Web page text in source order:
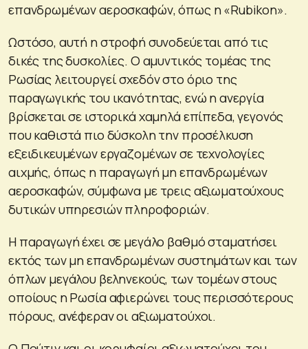
επανδρωμένων αεροσκαφών, όπως η «Rubikon».
Ωστόσο, αυτή η στροφή συνοδεύεται από τις
δικές της δυσκολίες. Ο αμυντικός τομέας της
Ρωσίας λειτουργεί σχεδόν στο όριο της
παραγωγικής του ικανότητας, ενώ η ανεργία
βρίσκεται σε ιστορικά χαμηλά επίπεδα, γεγονός
που καθιστά πιο δύσκολη την προσέλκυση
εξειδικευμένων εργαζομένων σε τεχνολογίες
αιχμής, όπως η παραγωγή μη επανδρωμένων
αεροσκαφών, σύμφωνα με τρεις αξιωματούχους
δυτικών υπηρεσιών πληροφοριών.
Η παραγωγή έχει σε μεγάλο βαθμό σταματήσει
εκτός των μη επανδρωμένων συστημάτων και των
όπλων μεγάλου βεληνεκούς, των τομέων στους
οποίους η Ρωσία αφιερώνει τους περισσότερους
πόρους, ανέφεραν οι αξιωματούχοι.